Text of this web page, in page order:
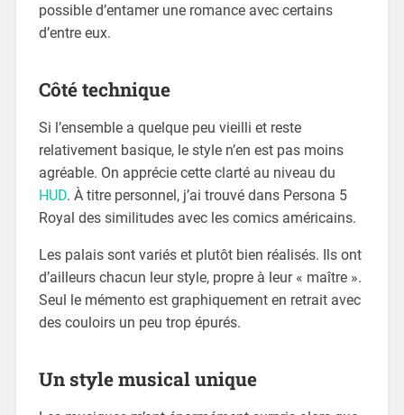
possible d’entamer une romance avec certains
d’entre eux.
Côté technique
Si l’ensemble a quelque peu vieilli et reste
relativement basique, le style n’en est pas moins
agréable. On apprécie cette clarté au niveau du
HUD. À titre personnel, j’ai trouvé dans Persona 5
Royal des similitudes avec les comics américains.
Les palais sont variés et plutôt bien réalisés. Ils ont
d’ailleurs chacun leur style, propre à leur « maître ».
Seul le mémento est graphiquement en retrait avec
des couloirs un peu trop épurés.
Un style musical unique